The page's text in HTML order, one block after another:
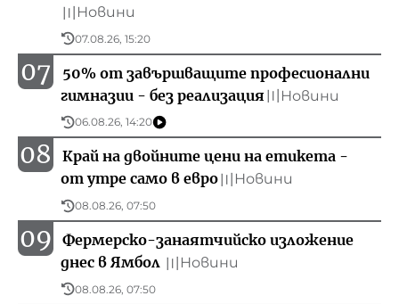
〣 Новини
07.08.26, 15:20
07
50% от завършващите професионални
гимназии - без реализация 〣 Новини
06.08.26, 14:20
08
Край на двойните цени на етикета -
от утре само в евро 〣 Новини
08.08.26, 07:50
09
Фермерско-занаятчийско изложение
днес в Ямбол 〣 Новини
08.08.26, 07:50